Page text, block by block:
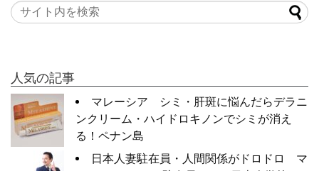
人気の記事
マレーシア シミ・肝斑に悩んだらデラニ
ンクリーム・ハイドロキノンでシミが消え
る！ペナン島
日本人妻駐在員・人間関係がドロドロ マ